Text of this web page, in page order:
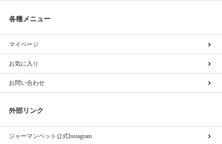
各種メニュー
マイページ
お気に入り
お問い合わせ
外部リンク
ジャーマンペット公式Instagram